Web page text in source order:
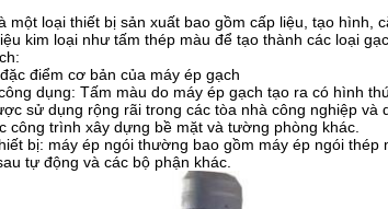
một loại thiết bị sản xuất bao gồm cấp liệu, tạo
kim loại như tấm thép màu để tạo thành các loại
điểm cơ bản của máy ép gạch
dụng: Tấm màu do máy ép gạch tạo ra có hình
sử dụng rộng rãi trong các tòa nhà công nghiệp
công trình xây dựng bề mặt và tường phòng khác.
bị: máy ép ngói thường bao gồm máy ép ngói
tự động và các bộ phận khác.